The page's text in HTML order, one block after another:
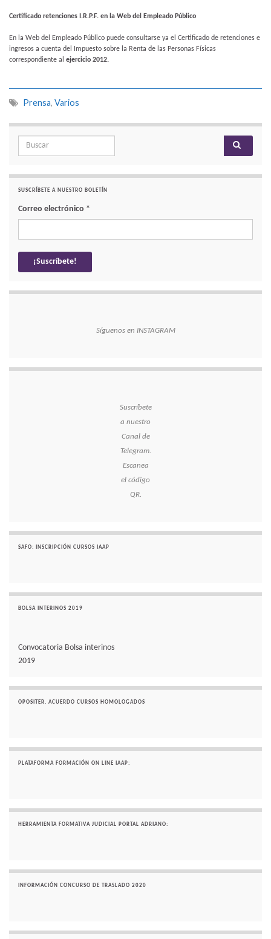
Certificado retenciones I.R.P.F. en la Web del Empleado Público
En la Web del Empleado Público puede consultarse ya el Certificado de retenciones e
ingresos a cuenta del Impuesto sobre la Renta de las Personas Físicas
correspondiente al ejercicio 2012.
Prensa, Varios
Search for:
SUSCRÍBETE A NUESTRO BOLETÍN
Correo electrónico *
Síguenos en INSTAGRAM
Suscríbete
a nuestro
Canal de
Telegram.
Escanea
el código
QR.
SAFO: INSCRIPCIÓN CURSOS IAAP
BOLSA INTERINOS 2019
Convocatoria Bolsa interinos
2019
OPOSITER. ACUERDO CURSOS HOMOLOGADOS
PLATAFORMA FORMACIÓN ON LINE IAAP:
HERRAMIENTA FORMATIVA JUDICIAL PORTAL ADRIANO:
INFORMACIÓN CONCURSO DE TRASLADO 2020